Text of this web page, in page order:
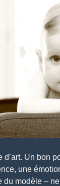
d’art. Un bon
une
modèle –